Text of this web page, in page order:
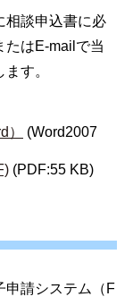
相談申込書に必
たはE-mailで当
す。
(Word2007
(PDF:55 KB)
申請システム（F